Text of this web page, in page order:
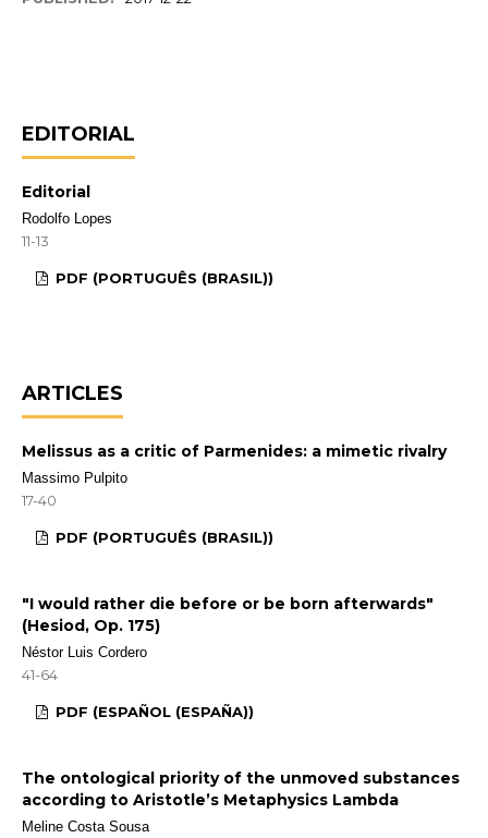
EDITORIAL
Editorial
Rodolfo Lopes
11-13
PDF (PORTUGUÊS (BRASIL))
ARTICLES
Melissus as a critic of Parmenides: a mimetic rivalry
Massimo Pulpito
17-40
PDF (PORTUGUÊS (BRASIL))
"I would rather die before or be born afterwards"
(Hesiod, Op. 175)
Néstor Luis Cordero
41-64
PDF (ESPAÑOL (ESPAÑA))
The ontological priority of the unmoved substances
according to Aristotle’s Metaphysics Lambda
Meline Costa Sousa